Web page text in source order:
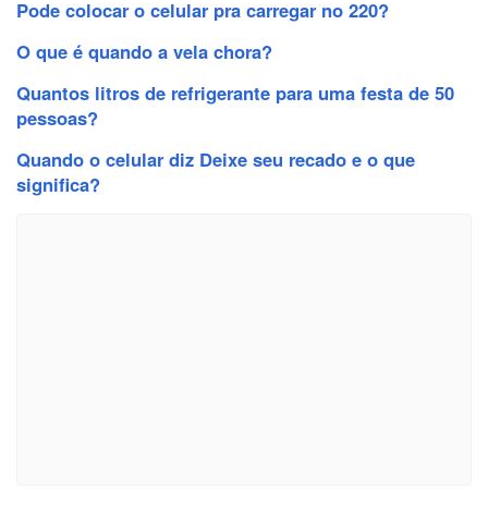
Pode colocar o celular pra carregar no 220?
O que é quando a vela chora?
Quantos litros de refrigerante para uma festa de 50
pessoas?
Quando o celular diz Deixe seu recado e o que
significa?